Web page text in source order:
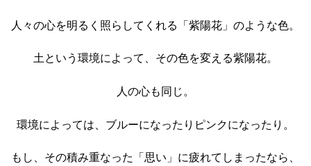
人々の心を明るく照らしてくれる「紫陽花」のような色。
土という環境によって、その色を変える紫陽花。
人の心も同じ。
環境によっては、ブルーになったりピンクになったり。
もし、その積み重なった「思い」に疲れてしまったなら、